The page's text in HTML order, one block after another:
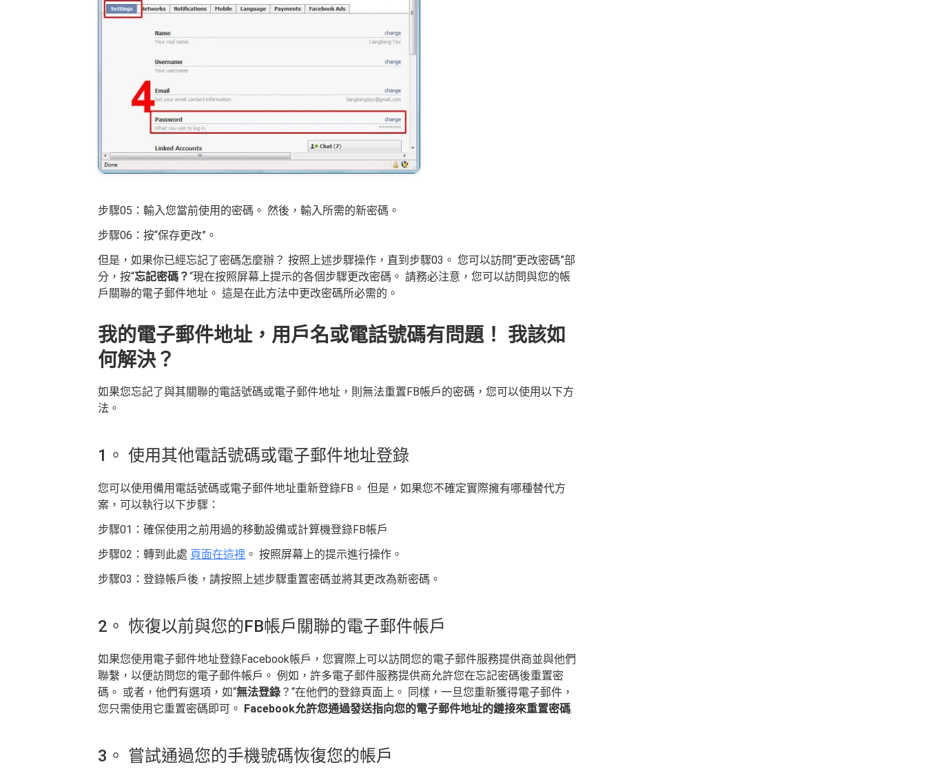
步驟05：輸入您當前使用的密碼。 然後，輸入所需的新密碼。
步驟06：按“保存更改”。
但是，如果你已經忘記了密碼怎麼辦？ 按照上述步驟操作，直到步驟03。 您可以訪問“更改密碼”部
分，按“忘記密碼？“現在按照屏幕上提示的各個步驟更改密碼。 請務必注意，您可以訪問與您的帳
戶關聯的電子郵件地址。 這是在此方法中更改密碼所必需的。
我的電子郵件地址，用戶名或電話號碼有問題！ 我該如
何解決？
如果您忘記了與其關聯的電話號碼或電子郵件地址，則無法重置FB帳戶的密碼，您可以使用以下方
法。
1。 使用其他電話號碼或電子郵件地址登錄
您可以使用備用電話號碼或電子郵件地址重新登錄FB。 但是，如果您不確定實際擁有哪種替代方
案，可以執行以下步驟：
步驟01：確保使用之前用過的移動設備或計算機登錄FB帳戶
步驟02：轉到此處 頁面在這裡 。 按照屏幕上的提示進行操作。
步驟03：登錄帳戶後，請按照上述步驟重置密碼並將其更改為新密碼。
2。 恢復以前與您的FB帳戶關聯的電子郵件帳戶
如果您使用電子郵件地址登錄Facebook帳戶，您實際上可以訪問您的電子郵件服務提供商並與他們
聯繫，以便訪問您的電子郵件帳戶。 例如，許多電子郵件服務提供商允許您在忘記密碼後重置密
碼。 或者，他們有選項，如“無法登錄 ？“在他們的登錄頁面上。 同樣，一旦您重新獲得電子郵件，
您只需使用它重置密碼即可。
Facebook允許您通過發送指向您的電子郵件地址的鏈接來重置密碼.
3。 嘗試通過您的手機號碼恢復您的帳戶